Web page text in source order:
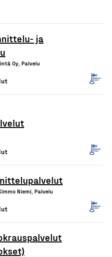
ja
Oy, Palvelu
Niemi, Palvelu